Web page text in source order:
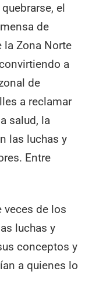
el
de
la Zona Norte
a
de
a reclamar
salud, la
las luchas y
Entre
de los
luchas y
conceptos y
a quienes lo